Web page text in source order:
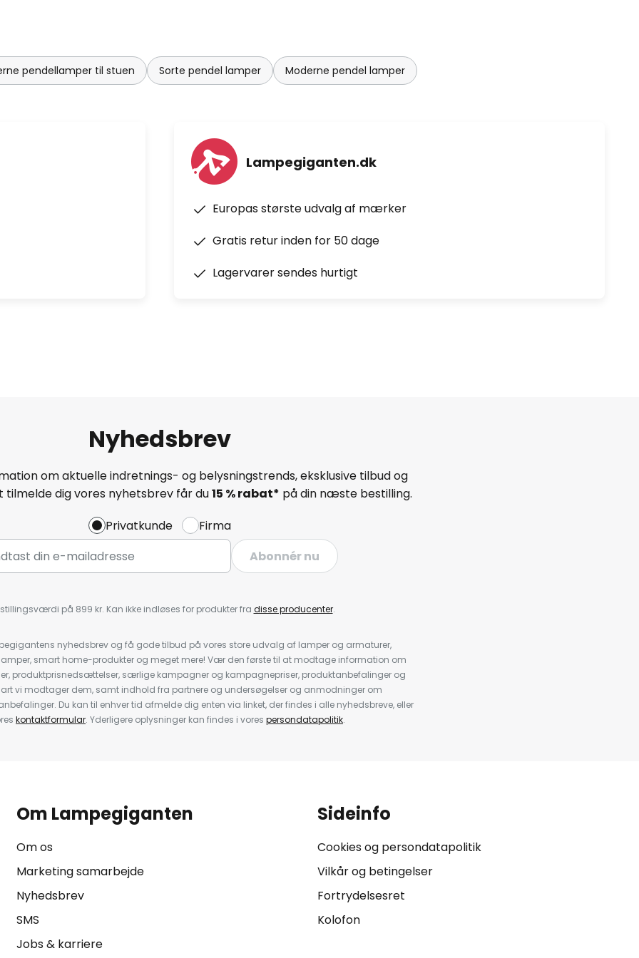
pendellamper til stuen Sorte pendel lamper Moderne pendel lamper
Lampegiganten.dk
Europas største udvalg af mærker
Gratis retur inden for 50 dage
Lagervarer sendes hurtigt
Nyhedsbrev
om aktuelle indretnings- og belysningstrends, eksklusive tilbud og
dig vores nyhetsbrev får du15 % rabat* på din næste bestilling.
Privatkunde
Firma
Abonnér nu
på 899 kr. Kan ikke indløses for produkter fra disse producenter.
nyhedsbrev og få gode tilbud på vores store udvalg af lamper og armaturer,
smart home-produkter og meget mere! Vær den første til at modtage information om
produktprisnedsættelser, særlige kampagner og kampagnepriser, produktanbefalinger og
vi modtager dem, samt indhold fra partnere og undersøgelser og anmodninger om
Du kan til enhver tid afmelde dig enten via linket, der findes i alle nyhedsbreve, eller
kontaktformular. Yderligere oplysninger kan findes i vores persondatapolitik.
Om Lampegiganten
Om os
Marketing samarbejde
Nyhedsbrev
SMS
Jobs & karriere
Sideinfo
Cookies og persondatapolitik
Vilkår og betingelser
Fortrydelsesret
Kolofon